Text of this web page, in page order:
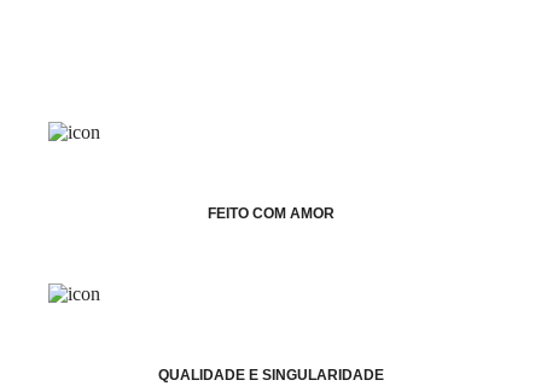
FEITO COM AMOR
QUALIDADE E SINGULARIDADE